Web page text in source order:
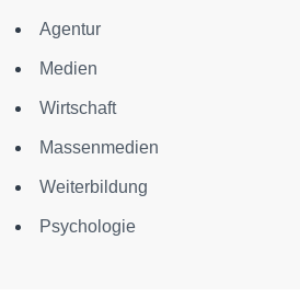
Agentur
Medien
Wirtschaft
Massenmedien
Weiterbildung
Psychologie